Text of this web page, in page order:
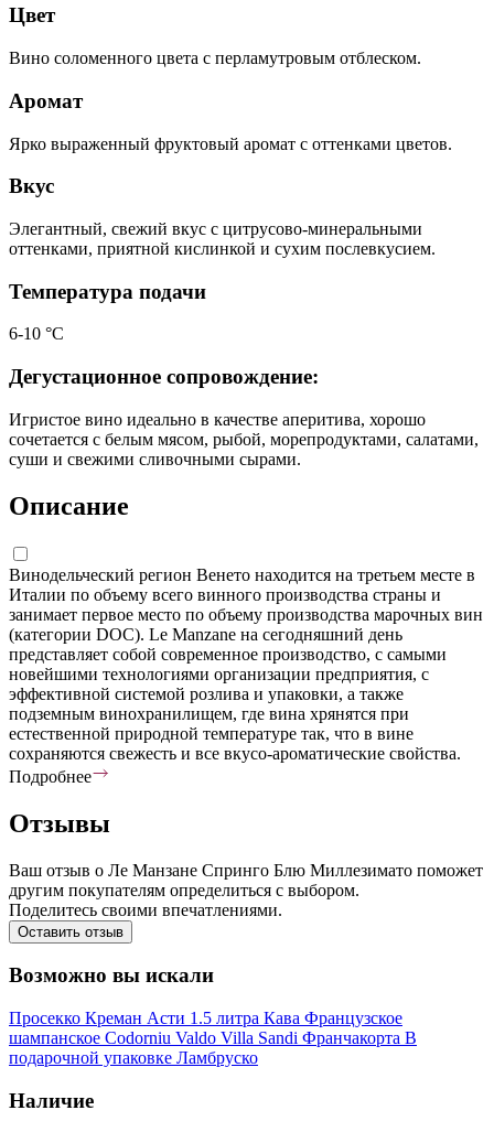
Цвет
Вино соломенного цвета с перламутровым отблеском.
Аромат
Ярко выраженный фруктовый аромат с оттенками цветов.
Вкус
Элегантный, свежий вкус с цитрусово-минеральными
оттенками, приятной кислинкой и сухим послевкусием.
Температура подачи
6-10 °С
Дегустационное сопровождение:
Игристое вино идеально в качестве аперитива, хорошо
сочетается с белым мясом, рыбой, морепродуктами, салатами,
суши и свежими сливочными сырами.
Описание
Винодельческий регион Венето находится на третьем месте в
Италии по объему всего винного производства страны и
занимает первое место по объему производства марочных вин
(категории DOC). Le Manzane на сегодняшний день
представляет собой современное производство, с самыми
новейшими технологиями организации предприятия, с
эффективной системой розлива и упаковки, а также
подземным винохранилищем, где вина хрянятся при
естественной природной температуре так, что в вине
сохраняются свежесть и все вкусо-ароматические свойства.
Подробнее
Отзывы
Ваш отзыв о Ле Манзане Спринго Блю Миллезимато поможет
другим покупателям определиться с выбором.
Поделитесь своими впечатлениями.
Оставить отзыв
Возможно вы искали
Просекко Креман Асти 1.5 литра Кава Французское
шампанское Codorniu Valdo Villa Sandi Франчакорта В
подарочной упаковке Ламбруско
Наличие